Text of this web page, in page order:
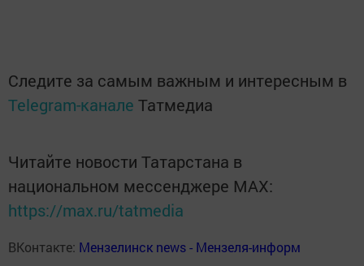
Следите за самым важным и интересным в
Telegram-канале Татмедиа
Читайте новости Татарстана в
национальном мессенджере MАХ:
https://max.ru/tatmedia
ВКонтакте: Мензелинск news - Мензеля-информ